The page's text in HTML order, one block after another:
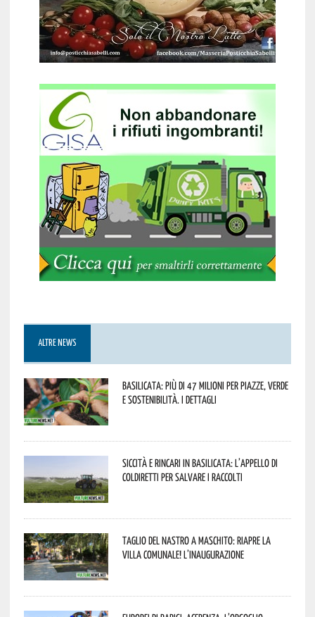
ALTRE NEWS
Basilicata: più di 47 milioni per piazze, verde
e sostenibilità. I dettagli
Siccità e rincari in Basilicata: l’appello di
Coldiretti per salvare i raccolti
Taglio del nastro a Maschito: riapre la
Villa Comunale! L’inaugurazione